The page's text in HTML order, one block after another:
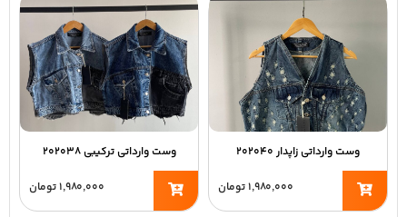
وست وارداتی زاپدار ۲۰۲۰۴۰
۱,۹۸۰,۰۰۰تومان
وست وارداتی ترکیبی ۲۰۲۰۳۸
۱,۹۸۰,۰۰۰تومان